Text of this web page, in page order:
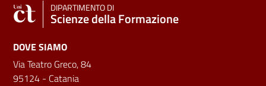
DIPARTIMENTO DI
Scienze della Formazione
DOVE SIAMO
Via Teatro Greco, 84
95124 - Catania